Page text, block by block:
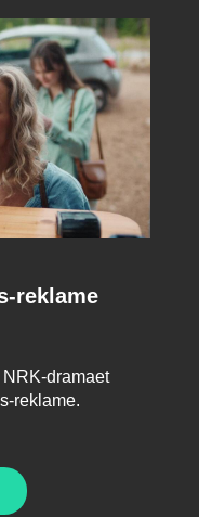
reklame
dramaet
reklame.